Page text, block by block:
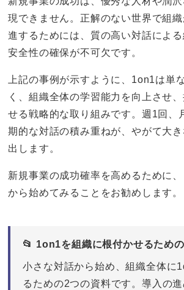
現できません。正解のない世界で組
進するためには、質の高い対話によ
安全性の確保が不可欠です。
上記の事例が示すように、1on1は単
く、組織全体の学習能力を向上させ
せる戦略的な取り組みです。週1回、
期的な対話の積み重ねが、やがて大
出します。
新規事業の成功確率を高めるために
から始めてみることをお勧めします。
📂 1on1を組織に根付かせるため
小さな対話から始め、組織全体に
るための2つの資料です。導入の